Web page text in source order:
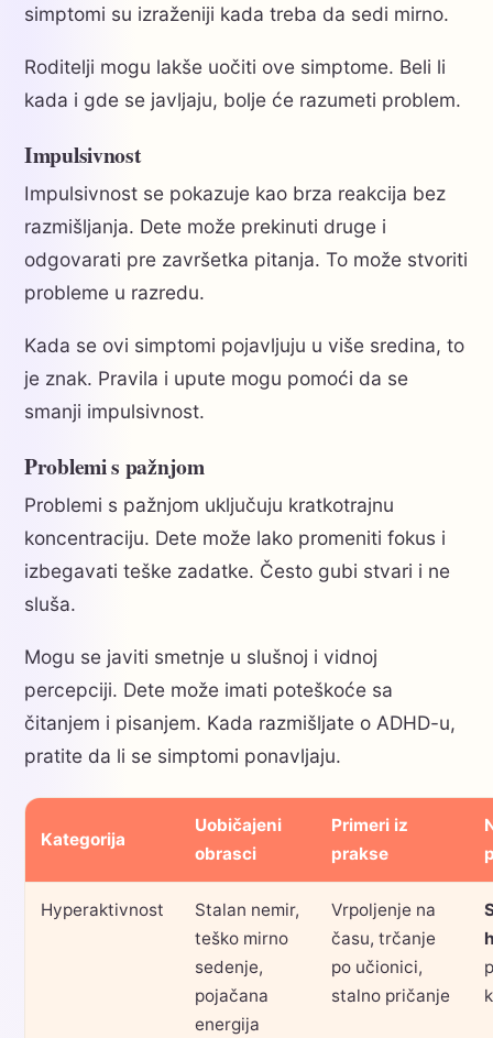
simptomi su izraženiji kada treba da sedi mirno.
Roditelji mogu lakše uočiti ove simptome. Beli li
kada i gde se javljaju, bolje će razumeti problem.
Impulsivnost
Impulsivnost se pokazuje kao brza reakcija bez
razmišljanja. Dete može prekinuti druge i
odgovarati pre završetka pitanja. To može stvoriti
probleme u razredu.
Kada se ovi simptomi pojavljuju u više sredina, to
je znak. Pravila i upute mogu pomoći da se
smanji impulsivnost.
Problemi s pažnjom
Problemi s pažnjom uključuju kratkotrajnu
koncentraciju. Dete može lako promeniti fokus i
izbegavati teške zadatke. Često gubi stvari i ne
sluša.
Mogu se javiti smetnje u slušnoj i vidnoj
percepciji. Dete može imati poteškoće sa
čitanjem i pisanjem. Kada razmišljate o ADHD-u,
pratite da li se simptomi ponavljaju.
Kategorija
Uobičajeni
obrasci
Primeri iz
prakse
Hyperaktivnost
Stalan nemir,
teško mirno
sedenje,
pojačana
energija
Vrpoljenje na
času, trčanje
po učionici,
stalno pričanje